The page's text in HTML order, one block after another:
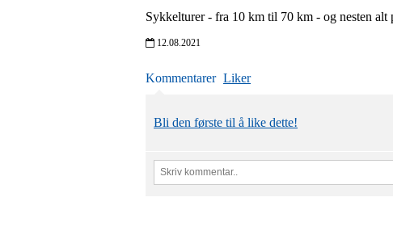
Sykkelturer - fra 10 km til 70 km - og nesten alt
12.08.2021
Kommentarer Liker
Bli den første til å like dette!